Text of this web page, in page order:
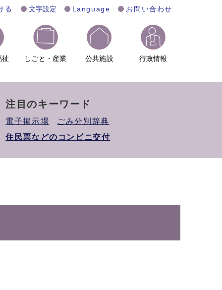
る 文字設定 Language お問い合わせ
祉 しごと・産業 公共施設 行政情報
注目のキーワード
電子掲示場
ごみ分別辞典
住民票などのコンビニ交付